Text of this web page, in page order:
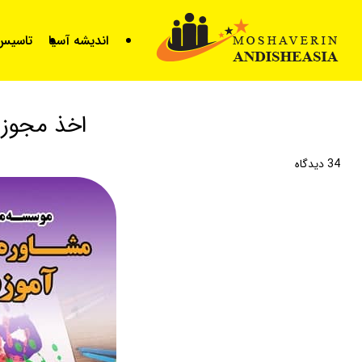
اندیشه آسیا
اخذ
34دیدگاه